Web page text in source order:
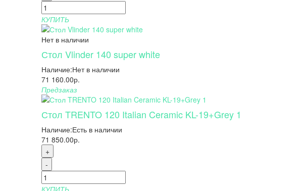
КУПИТЬ
Нет в наличии
Стол Vlinder 140 super white
Наличие:Нет в наличии
71 160.00р.
Предзаказ
Стол TRENTO 120 Italian Ceramic KL-19+Grey 1
Наличие:Есть в наличии
71 850.00р.
+
-
КУПИТЬ